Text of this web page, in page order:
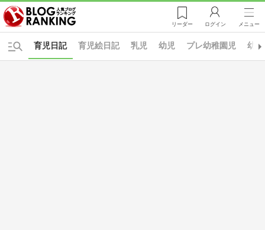
リーダー ログイン メニュー
育児日記 育児絵日記 乳児 幼児 プレ幼稚園児 幼